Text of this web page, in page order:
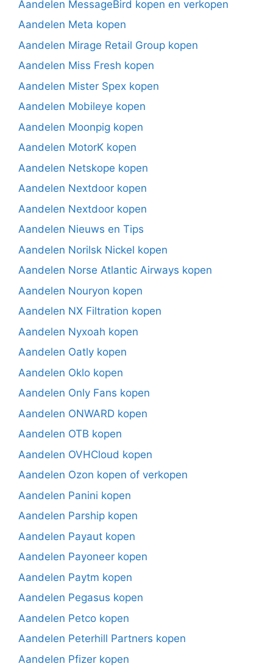
Aandelen MessageBird kopen en verkopen
Aandelen Meta kopen
Aandelen Mirage Retail Group kopen
Aandelen Miss Fresh kopen
Aandelen Mister Spex kopen
Aandelen Mobileye kopen
Aandelen Moonpig kopen
Aandelen MotorK kopen
Aandelen Netskope kopen
Aandelen Nextdoor kopen
Aandelen Nextdoor kopen
Aandelen Nieuws en Tips
Aandelen Norilsk Nickel kopen
Aandelen Norse Atlantic Airways kopen
Aandelen Nouryon kopen
Aandelen NX Filtration kopen
Aandelen Nyxoah kopen
Aandelen Oatly kopen
Aandelen Oklo kopen
Aandelen Only Fans kopen
Aandelen ONWARD kopen
Aandelen OTB kopen
Aandelen OVHCloud kopen
Aandelen Ozon kopen of verkopen
Aandelen Panini kopen
Aandelen Parship kopen
Aandelen Payaut kopen
Aandelen Payoneer kopen
Aandelen Paytm kopen
Aandelen Pegasus kopen
Aandelen Petco kopen
Aandelen Peterhill Partners kopen
Aandelen Pfizer kopen